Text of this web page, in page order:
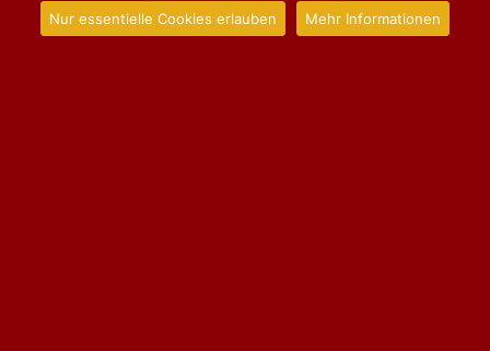
Nur essentielle Cookies erlauben Mehr Informationen